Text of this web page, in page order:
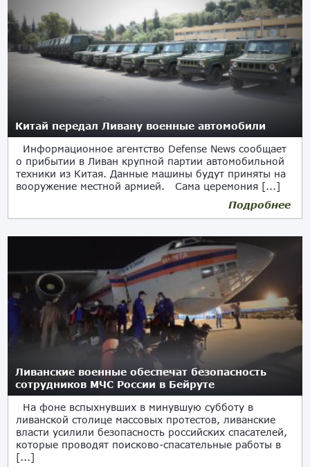
Китай передал Ливану военные автомобили
Информационное агентство Defense News сообщает
о прибытии в Ливан крупной партии автомобильной
техники из Китая. Данные машины будут приняты на
вооружение местной армией. Сама церемония [...]
Подробнее
Ливанские военные обеспечат безопасность
сотрудников МЧС России в Бейруте
На фоне вспыхнувших в минувшую субботу в
ливанской столице массовых протестов, ливанские
власти усилили безопасность российских спасателей,
которые проводят поисково-спасательные работы в
[...]